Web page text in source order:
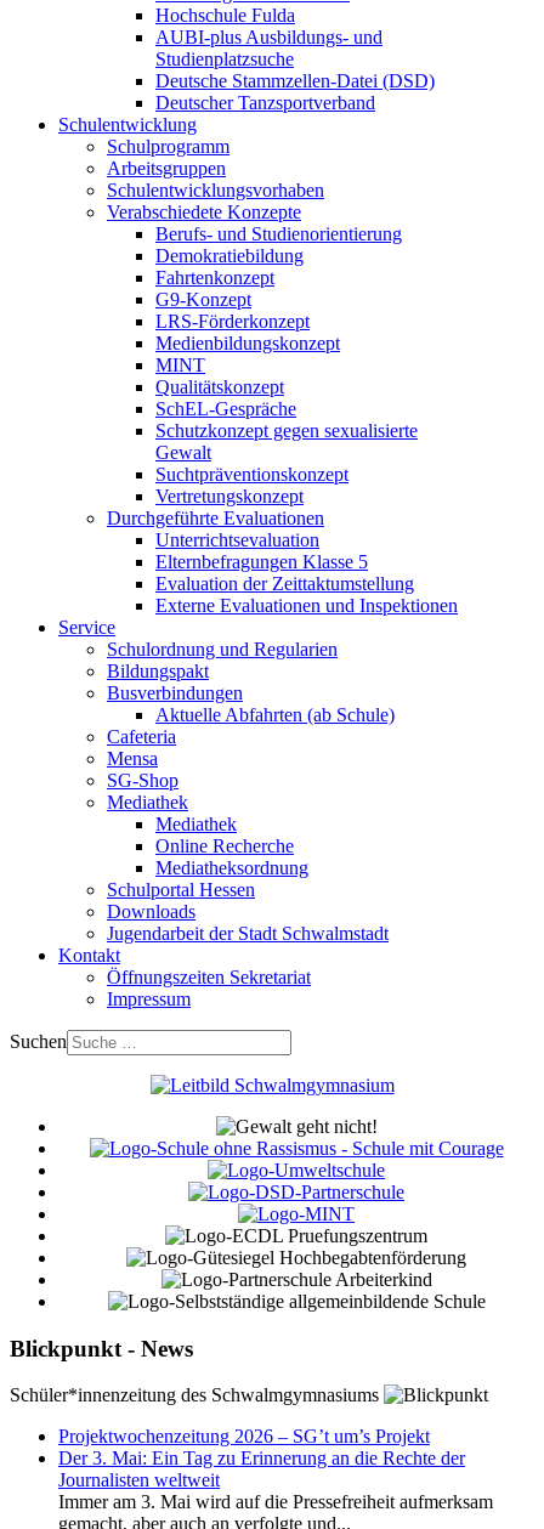
Hochschule Fulda
AUBI-plus Ausbildungs- und
Studienplatzsuche
Deutsche Stammzellen-Datei (DSD)
Deutscher Tanzsportverband
Schulentwicklung
Schulprogramm
Arbeitsgruppen
Schulentwicklungsvorhaben
Verabschiedete Konzepte
Berufs- und Studienorientierung
Demokratiebildung
Fahrtenkonzept
G9-Konzept
LRS-Förderkonzept
Medienbildungskonzept
MINT
Qualitätskonzept
SchEL-Gespräche
Schutzkonzept gegen sexualisierte
Gewalt
Suchtpräventionskonzept
Vertretungskonzept
Durchgeführte Evaluationen
Unterrichtsevaluation
Elternbefragungen Klasse 5
Evaluation der Zeittaktumstellung
Externe Evaluationen und Inspektionen
Service
Schulordnung und Regularien
Bildungspakt
Busverbindungen
Aktuelle Abfahrten (ab Schule)
Cafeteria
Mensa
SG-Shop
Mediathek
Mediathek
Online Recherche
Mediatheksordnung
Schulportal Hessen
Downloads
Jugendarbeit der Stadt Schwalmstadt
Kontakt
Öffnungszeiten Sekretariat
Impressum
Suchen
Blickpunkt - News
Schüler*innenzeitung des Schwalmgymnasiums
Projektwochenzeitung 2026 – SG’t um’s Projekt
Der 3. Mai: Ein Tag zu Erinnerung an die Rechte der
Journalisten weltweit
Immer am 3. Mai wird auf die Pressefreiheit aufmerksam
gemacht, aber auch an verfolgte und...